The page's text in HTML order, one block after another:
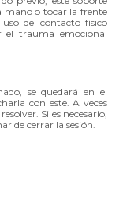
mano o tocar la frente
del contacto físico
trauma emocional
se quedará en el
con este. A veces
Si es necesario,
de cerrar la sesión.